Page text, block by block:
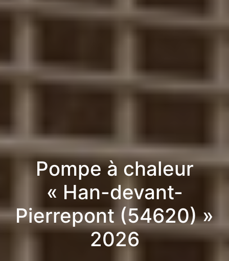
Pompe à chaleur
« Han-devant-
Pierrepont (54620) »
2026